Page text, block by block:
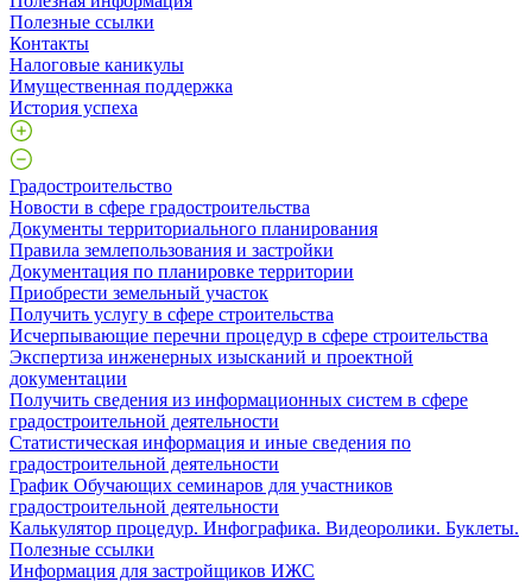
Полезные ссылки
Контакты
Налоговые каникулы
Имущественная поддержка
История успеха
Градостроительство
Новости в сфере градостроительства
Документы территориального планирования
Правила землепользования и застройки
Документация по планировке территории
Приобрести земельный участок
Получить услугу в сфере строительства
Исчерпывающие перечни процедур в сфере строительства
Экспертиза инженерных изысканий и проектной
документации
Получить сведения из информационных систем в сфере
градостроительной деятельности
Статистическая информация и иные сведения по
градостроительной деятельности
График Обучающих семинаров для участников
градостроительной деятельности
Калькулятор процедур. Инфографика. Видеоролики. Буклеты.
Полезные ссылки
Информация для застройщиков ИЖС